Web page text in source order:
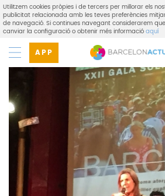
Utilitzem cookies pròpies i de tercers per millorar els
publicitat relacionada amb les teves preferències
de navegació. Si continues navegant considerarem
canviar la configuració o obtenir més informacióaquí
APP